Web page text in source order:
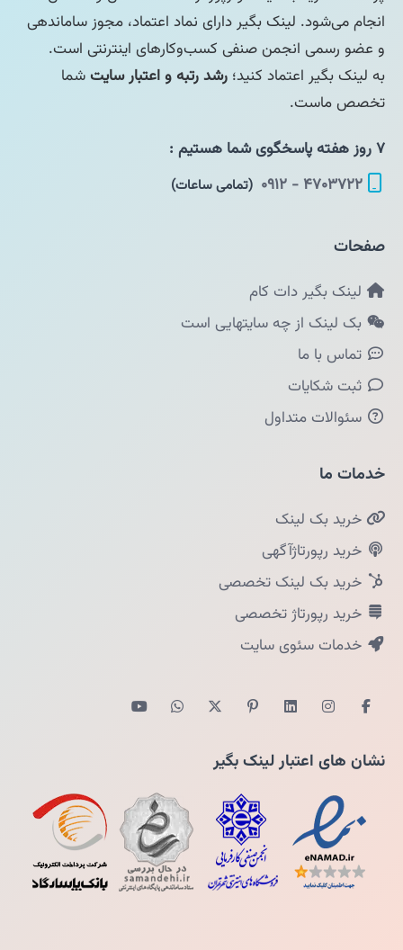
انجام می‌شود. لینک بگیر دارای نماد اعتماد، مجوز ساماندهی
و عضو رسمی انجمن صنفی کسب‌وکارهای اینترنتی است.
به لینک بگیر اعتماد کنید؛ رشد رتبه و اعتبار سایتشما
تخصص ماست.
۷ روز هفته پاسخگوی شما هستیم :
۴۷۰۳۷۲۲ - ۰۹۱۲
(تمامی ساعات)
صفحات
لینک بگیر دات کام
بک لینک از چه سایتهایی است
تماس با ما
ثبت شکایات
سئوالات متداول
خدمات ما
خرید بک لینک
خرید رپورتاژآگهی
خرید بک لینک تخصصی
خرید رپورتاژ تخصصی
خدمات سئوی سایت
نشان های اعتبار لینک بگیر